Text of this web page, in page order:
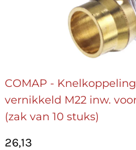
COMAP -
vernikkeld M22 inw.
(zak van 10 stuks)
26,13